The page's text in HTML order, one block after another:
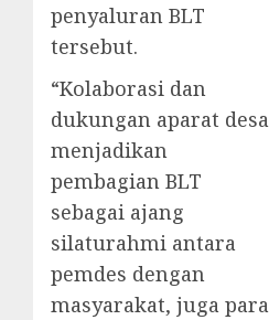
penyaluran BLT
tersebut.
“Kolaborasi dan
dukungan aparat desa
menjadikan
pembagian BLT
sebagai ajang
silaturahmi antara
pemdes dengan
masyarakat, juga para